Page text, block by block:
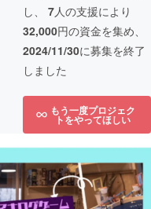
し、 7人の支援により
32,000円の資金を集め、
2024/11/30に募集を終了
しました
もう一度プロジェク
トをやってほしい